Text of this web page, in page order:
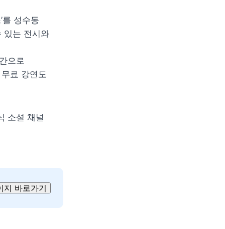
를 성수동
있는 전시와
으로
료 강연도
소셜 채널
지 바로가기